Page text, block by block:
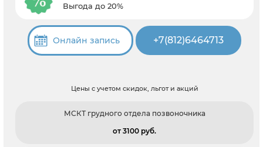
Выгода до 20%
Онлайн запись +7(812)6464713
Цены с учетом скидок, льгот и акций
МСКТ грудного отдела позвоночника
от 3100 pуб.